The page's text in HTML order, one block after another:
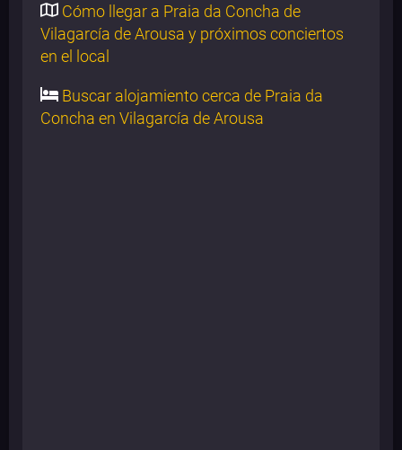
Cómo llegar a Praia da Concha de
Vilagarcía de Arousa y próximos conciertos
en el local
Buscar alojamiento cerca de Praia da
Concha en Vilagarcía de Arousa